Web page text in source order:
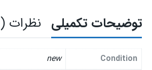
توضیحات تکمیلی نظرات (۰)
Condition
new